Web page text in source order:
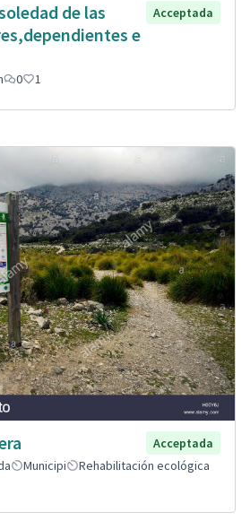
de las
e
Acceptada
0 1
Acceptada
Municipi
Rehabilitación ecológica